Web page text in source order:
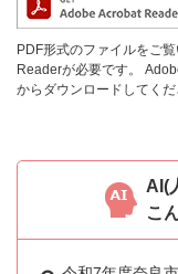
PDF形式のファイルをご
Readerが必要です。
からダウンロードしてくだ
AI(
こ